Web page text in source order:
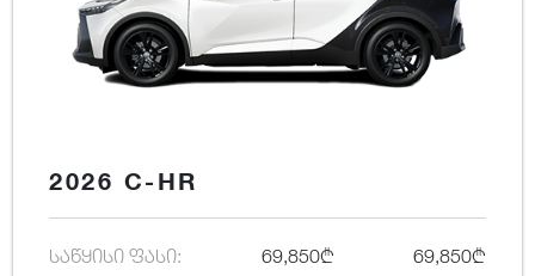
2026 C-HR
საწყისი ფასი: 69,850₾ 69,850₾